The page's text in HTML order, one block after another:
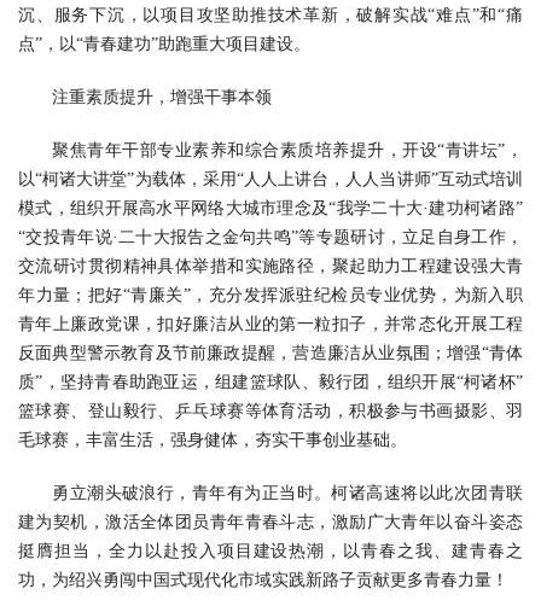
沉、服务下沉，以项目攻坚助推技术革新，破解实战“难点”和“痛
点”，以“青春建功”助跑重大项目建设。
注重素质提升，增强干事本领
聚焦青年干部专业素养和综合素质培养提升，开设“青讲坛”，
以“柯诸大讲堂”为载体，采用“人人上讲台，人人当讲师”互动式培训
模式，组织开展高水平网络大城市理念及“我学二十大·建功柯诸路”
“交投青年说·二十大报告之金句共鸣”等专题研讨，立足自身工作，
交流研讨贯彻精神具体举措和实施路径，聚起助力工程建设强大青
年力量；把好“青廉关”，充分发挥派驻纪检员专业优势，为新入职
青年上廉政党课，扣好廉洁从业的第一粒扣子，并常态化开展工程
反面典型警示教育及节前廉政提醒，营造廉洁从业氛围；增强“青体
质”，坚持青春助跑亚运，组建篮球队、毅行团，组织开展“柯诸杯”
篮球赛、登山毅行、乒乓球赛等体育活动，积极参与书画摄影、羽
毛球赛，丰富生活，强身健体，夯实干事创业基础。
勇立潮头破浪行，青年有为正当时。柯诸高速将以此次团青联
建为契机，激活全体团员青年青春斗志，激励广大青年以奋斗姿态
挺膺担当，全力以赴投入项目建设热潮，以青春之我、建青春之
功，为绍兴勇闯中国式现代化市域实践新路子贡献更多青春力量！